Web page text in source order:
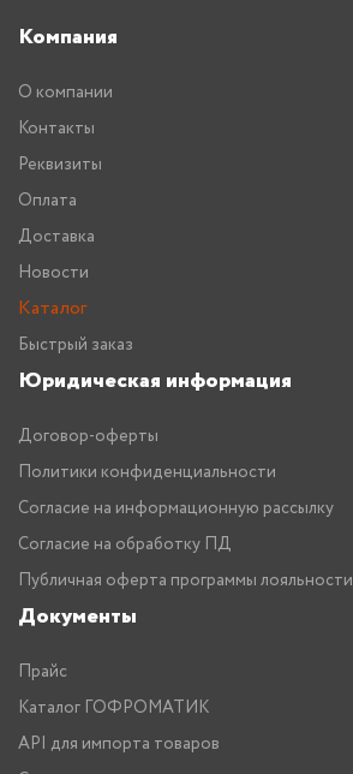
Компания
О компании
Контакты
Реквизиты
Оплата
Доставка
Новости
Каталог
Быстрый заказ
Юридическая информация
Договор-оферты
Политики конфиденциальности
Согласие на информационную рассылку
Согласие на обработку ПД
Публичная оферта программы лояльности
Документы
Прайс
Каталог ГОФРОМАТИК
API для импорта товаров